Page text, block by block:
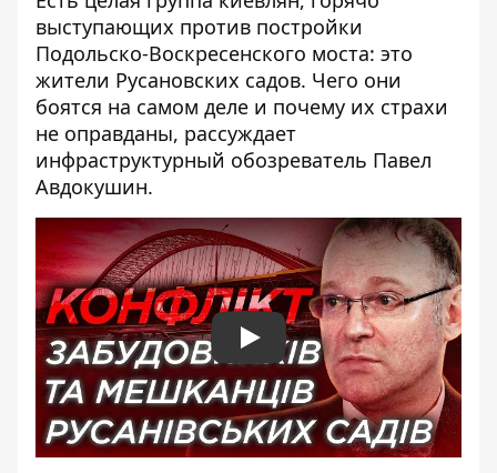
выступающих против постройки
Подольско-Воскресенского моста: это
жители Русановских садов. Чего они
боятся на самом деле и почему их страхи
не оправданы, рассуждает
инфраструктурный обозреватель Павел
Авдокушин.
Play